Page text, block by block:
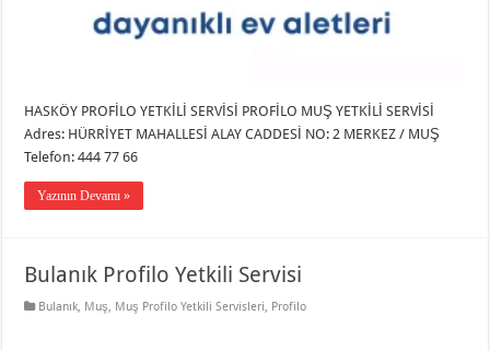
HASKÖY PROFİLO YETKİLİ SERVİSİ PROFİLO MUŞ YETKİLİ SERVİSİ
Adres: HÜRRİYET MAHALLESİ ALAY CADDESİ NO: 2 MERKEZ / MUŞ
Telefon: 444 77 66
Yazının Devamı »
Bulanık Profilo Yetkili Servisi
Bulanık, Muş, Muş Profilo Yetkili Servisleri, Profilo